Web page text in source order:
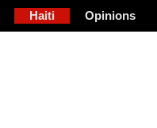
Haiti Opinions